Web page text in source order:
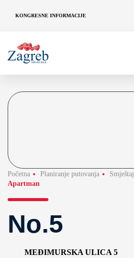
KONGRESNE INFORMACIJE
Početna Planiranje putovanja Smještaj
Apartman
No.5
MEĐIMURSKA ULICA 5